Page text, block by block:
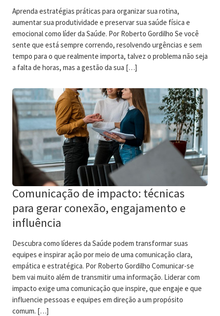
Aprenda estratégias práticas para organizar sua rotina,
aumentar sua produtividade e preservar sua saúde física e
emocional como líder da Saúde. Por Roberto Gordilho Se você
sente que está sempre correndo, resolvendo urgências e sem
tempo para o que realmente importa, talvez o problema não seja
a falta de horas, mas a gestão da sua […]
Comunicação de impacto: técnicas
para gerar conexão, engajamento e
influência
Descubra como líderes da Saúde podem transformar suas
equipes e inspirar ação por meio de uma comunicação clara,
empática e estratégica. Por Roberto Gordilho Comunicar-se
bem vai muito além de transmitir uma informação. Liderar com
impacto exige uma comunicação que inspire, que engaje e que
influencie pessoas e equipes em direção a um propósito
comum. […]